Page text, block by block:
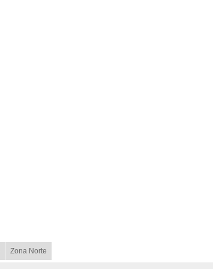
Zona Norte